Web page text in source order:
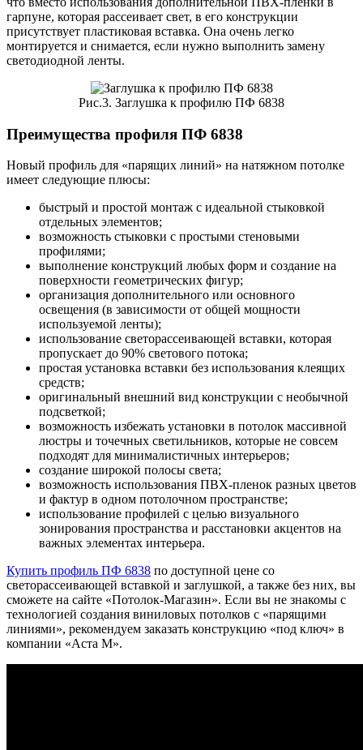
гарпуне, которая рассеивает свет, в его конструкции
присутствует пластиковая вставка. Она очень легко
монтируется и снимается, если нужно выполнить замену
светодиодной ленты.
Рис.3. Заглушка к профилю ПФ 6838
Преимущества профиля ПФ 6838
Новый профиль для «парящих линий» на натяжном потолке
имеет следующие плюсы:
быстрый и простой монтаж с идеальной стыковкой
отдельных элементов;
возможность стыковки с простыми стеновыми
профилями;
выполнение конструкций любых форм и создание на
поверхности геометрических фигур;
организация дополнительного или основного
освещения (в зависимости от общей мощности
используемой ленты);
использование светорассеивающей вставки, которая
пропускает до 90% светового потока;
простая установка вставки без использования клеящих
средств;
оригинальный внешний вид конструкции с необычной
подсветкой;
возможность избежать установки в потолок массивной
люстры и точечных светильников, которые не совсем
подходят для минималистичных интерьеров;
создание широкой полосы света;
возможность использования ПВХ-пленок разных цветов
и фактур в одном потолочном пространстве;
использование профилей с целью визуального
зонирования пространства и расстановки акцентов на
важных элементах интерьера.
Купить профиль ПФ 6838 по доступной цене со
светорассеивающей вставкой и заглушкой, а также без них, вы
сможете на сайте «Потолок-Магазин». Если вы не знакомы с
технологией создания виниловых потолков с «парящими
линиями», рекомендуем заказать конструкцию «под ключ» в
компании «Аста М».